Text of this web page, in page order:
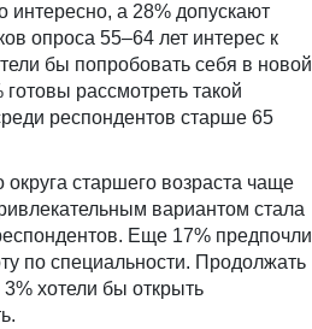
а 28% допускают
опроса 55–64 лет интерес к
бы попробовать себя в новой
рассмотреть такой
респондентов старше 65
старшего возраста чаще
вариантом стала
Еще 17% предпочли
по специальности. Продолжать
хотели бы открыть